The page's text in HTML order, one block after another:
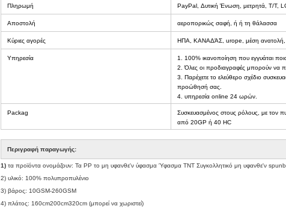
Πληρωμή PayPal, Δυτική Ένωση, μετρητά, T/T,
Αποστολή αεροπορικώς σαφή, ή ή τη θάλασσα
Κύριες αγορές ΗΠΑ, ΚΑΝΑΔΆΣ, urope, μέση ανατολή,
Υπηρεσία
1. 100% ικανοποίηση που εγγυάται
2. Όλες οι προδιαγραφές μπορούν να
3. Παρέχετε το ελεύθερο σχέδιο
προώθησή σας.
4. υπηρεσία online 24 ωρών.
Packag
Συσκευασμένος στους ρόλους, με τον
από 20GP ή 40 HC
Περιγραφή παραγωγής:
1) τα προϊόντα ονομάζουν: Τα PP το μη υφανθε'ν ύφασμα Ύφασμα TNT Συγκολλητικό μη υφανθε'ν
2) υλικό: 100% πολυπροπυλένιο
3) βάρος: 10GSM-260GSM
4) πλάτος: 160cm200cm320cm (μπορεί να χωριστεί)